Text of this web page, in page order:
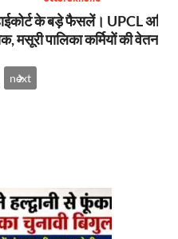
UPCL अभियंताओं की
कर्मियों की वेतन कटौती थमी
next